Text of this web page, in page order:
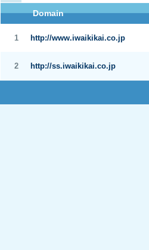
Domain
1 http://www.iwaikikai.co.jp
2 http://ss.iwaikikai.co.jp